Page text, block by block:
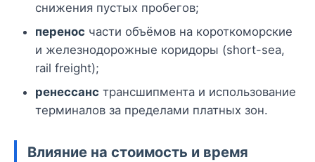
снижения пустых пробегов;
перенос части объёмов на короткоморские
и железнодорожные коридоры (short-sea,
rail freight);
ренессанс трансшипмента и использование
терминалов за пределами платных зон.
Влияние на стоимость и время